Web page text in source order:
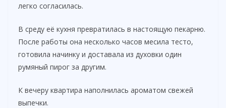
легко согласилась.
В среду её кухня превратилась в настоящую пекарню.
После работы она несколько часов месила тесто,
готовила начинку и доставала из духовки один
румяный пирог за другим.
К вечеру квартира наполнилась ароматом свежей
выпечки.